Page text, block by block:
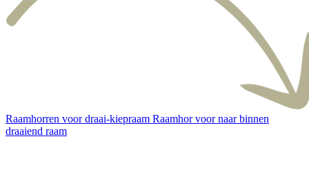
Raamhorren voor draai-kiepraam Raamhor voor naar binnen
draaiend raam